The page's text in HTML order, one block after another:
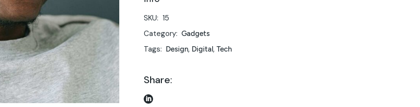
SKU: 15
Category: Gadgets
Tags: Design, Digital,Tech
Share: